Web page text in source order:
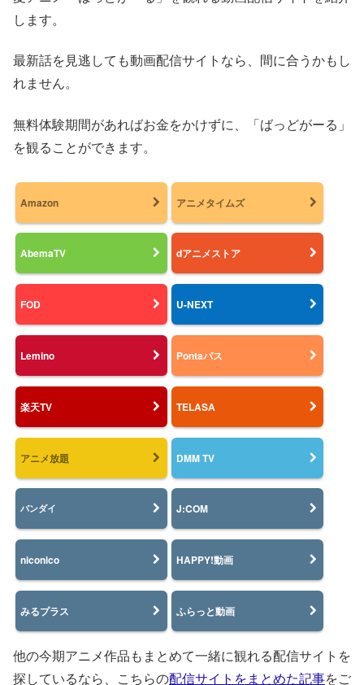
します。
最新話を見逃しても動画配信サイトなら、間に合うかもし
れません。
無料体験期間があればお金をかけずに、「ばっどがーる」
を観ることができます。
Amazon アニメタイムズ
AbemaTV dアニメストア
FOD U-NEXT
Lemino Pontaパス
楽天TV TELASA
アニメ放題 DMM TV
バンダイ J:COM
niconico HAPPY!動画
みるプラス ふらっと動画
他の今期アニメ作品もまとめて一緒に観れる配信サイトを
探しているなら、こちらの配信サイトをまとめた記事をご